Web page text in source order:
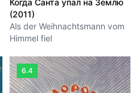
Когда Санта упал на Землю
(2011)
Als der Weihnachtsmann vom
Himmel fiel
6.4